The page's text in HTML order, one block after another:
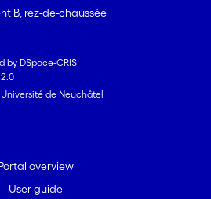
B, rez-de-chaussée
by DSpace-CRIS
de Neuchâtel
overview
User guide